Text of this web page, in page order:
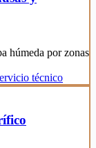
húmeda por zonas
técnico